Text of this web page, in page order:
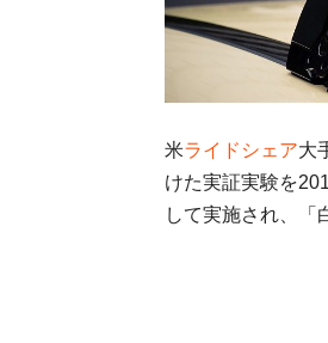
米ライドシェア大
けた実証実験を
して実施され、「